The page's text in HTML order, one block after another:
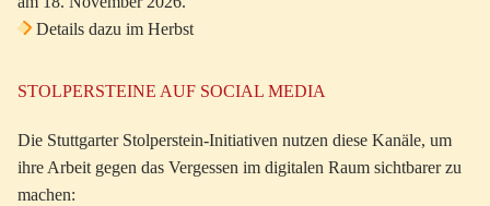
Details dazu im Herbst
STOLPERSTEINE AUF SOCIAL MEDIA
Die Stuttgarter Stolperstein-Initiativen nutzen diese Kanäle, um
ihre Arbeit gegen das Vergessen im digitalen Raum sichtbarer zu
machen: